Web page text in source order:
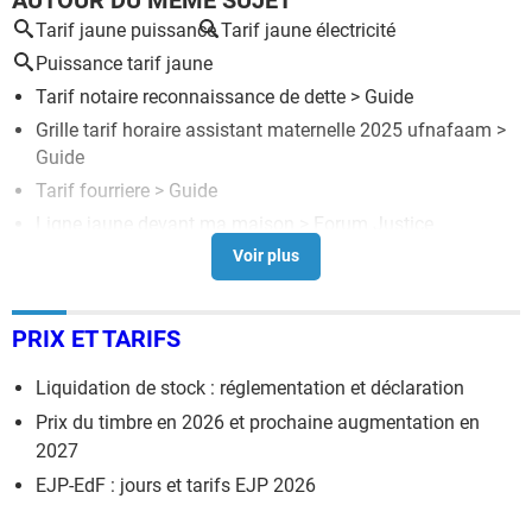
Tarif jaune puissance Tarif jaune électricité
Puissance tarif jaune
Tarif notaire reconnaissance de dette > Guide
Grille tarif horaire assistant maternelle 2025 ufnafaam >
Guide
Tarif fourriere > Guide
Forum Justice
PRIX ET TARIFS
Liquidation de stock : réglementation et déclaration
Prix du timbre en 2026 et prochaine augmentation en
2027
EJP-EdF : jours et tarifs EJP 2026